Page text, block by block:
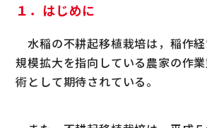
１．はじめに
水稲の不耕起移植栽培は，稲作
規模拡大を指向している農家の作
術として期待されている。